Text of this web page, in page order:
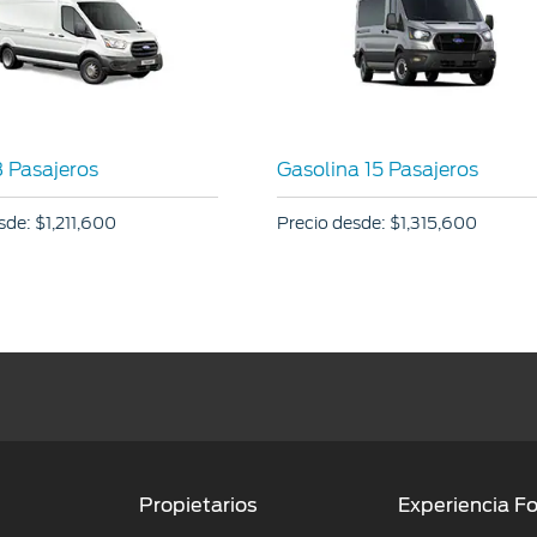
Pasajeros
$1,211,600
Gasolina 15 Pasajeros
Precio desde: $1,315,600
Propietarios Experiencia